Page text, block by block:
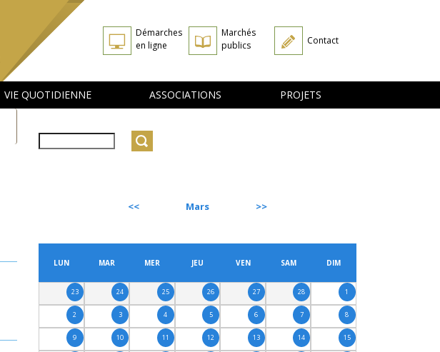
Démarches
en ligne
Marchés
publics
Contact
VIE QUOTIDIENNE ASSOCIATIONS PROJETS
Mars
LUN MAR MER JEU VEN SAM DIM
23 24 25 26 27 28 1
2 3 4 5 6 7 8
9 10 11 12 13 14 15